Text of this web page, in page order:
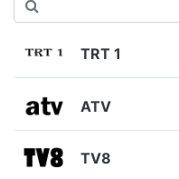
TRT 1
ATV
TV8